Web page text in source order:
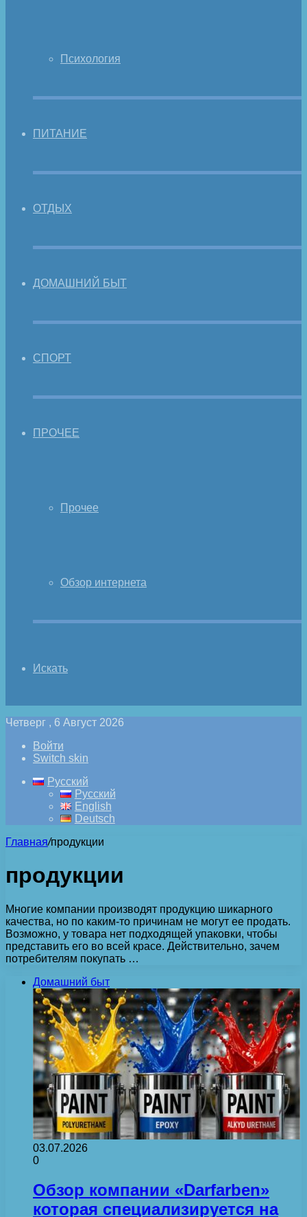
Психология
ПИТАНИЕ
ОТДЫХ
ДОМАШНИЙ БЫТ
СПОРТ
ПРОЧЕЕ
Прочее
Обзор интернета
Искать
Четверг , 6 Август 2026
Войти
Switch skin
Русский
Русский
English
Deutsch
Главная/продукции
продукции
Многие компании производят продукцию шикарного
качества, но по каким-то причинам не могут ее продать.
Возможно, у товара нет подходящей упаковки, чтобы
представить его во всей красе. Действительно, зачем
потребителям покупать …
Домашний быт
03.07.2026
0
Обзор компании «Darfarben»
которая специализируется на